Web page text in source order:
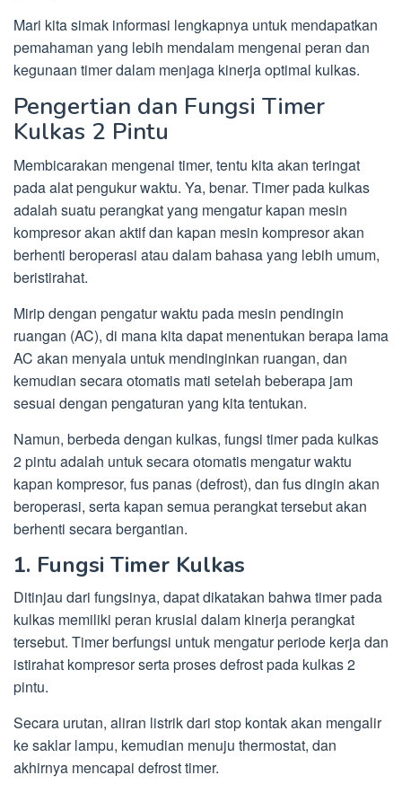
Mari kita simak informasi lengkapnya untuk mendapatkan
pemahaman yang lebih mendalam mengenai peran dan
kegunaan timer dalam menjaga kinerja optimal kulkas.
Pengertian dan Fungsi Timer
Kulkas 2 Pintu
Membicarakan mengenai timer, tentu kita akan teringat
pada alat pengukur waktu. Ya, benar. Timer pada kulkas
adalah suatu perangkat yang mengatur kapan mesin
kompresor akan aktif dan kapan mesin kompresor akan
berhenti beroperasi atau dalam bahasa yang lebih umum,
beristirahat.
Mirip dengan pengatur waktu pada mesin pendingin
ruangan (AC), di mana kita dapat menentukan berapa lama
AC akan menyala untuk mendinginkan ruangan, dan
kemudian secara otomatis mati setelah beberapa jam
sesuai dengan pengaturan yang kita tentukan.
Namun, berbeda dengan kulkas, fungsi timer pada kulkas
2 pintu adalah untuk secara otomatis mengatur waktu
kapan kompresor, fus panas (defrost), dan fus dingin akan
beroperasi, serta kapan semua perangkat tersebut akan
berhenti secara bergantian.
1. Fungsi Timer Kulkas
Ditinjau dari fungsinya, dapat dikatakan bahwa timer pada
kulkas memiliki peran krusial dalam kinerja perangkat
tersebut. Timer berfungsi untuk mengatur periode kerja dan
istirahat kompresor serta proses defrost pada kulkas 2
pintu.
Secara urutan, aliran listrik dari stop kontak akan mengalir
ke saklar lampu, kemudian menuju thermostat, dan
akhirnya mencapai defrost timer.